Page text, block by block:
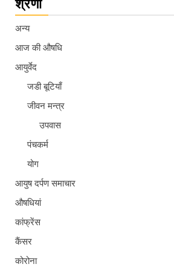
श्रेणी
अन्य
आज की औषधि
आयुर्वेद
जडी बूटियाँ
जीवन मन्त्र
उपवास
पंचकर्म
योग
आयुष दर्पण समाचार
औषधियां
कांफ्रेंस
कैंसर
कोरोना